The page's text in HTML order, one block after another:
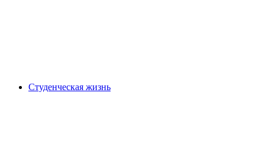
Студенческая жизнь